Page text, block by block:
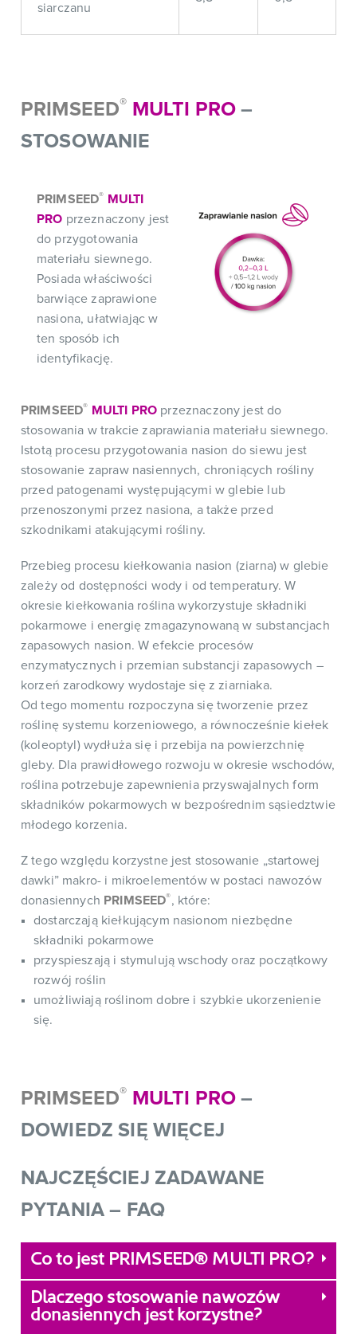
siarczanu
PRIMSEED® MULTI PRO –
STOSOWANIE
PRIMSEED®
MULTI
PRO przeznaczony jest
do przygotowania
materiału siewnego.
Posiada właściwości
barwiące zaprawione
nasiona, ułatwiając w
ten sposób ich
identyfikację.
PRIMSEED® MULTI PRO przeznaczony jest do
stosowania w trakcie zaprawiania materiału siewnego.
Istotą procesu przygotowania nasion do siewu jest
stosowanie zapraw nasiennych, chroniących rośliny
przed patogenami występującymi w glebie lub
przenoszonymi przez nasiona, a także przed
szkodnikami atakującymi rośliny.
Przebieg procesu kiełkowania nasion (ziarna) w glebie
zależy od dostępności wody i od temperatury. W
okresie kiełkowania roślina wykorzystuje składniki
pokarmowe i energię zmagazynowaną w substancjach
zapasowych nasion. W efekcie procesów
enzymatycznych i przemian substancji zapasowych –
korzeń zarodkowy wydostaje się z ziarniaka.
Od tego momentu rozpoczyna się tworzenie przez
roślinę systemu korzeniowego, a równocześnie kiełek
(koleoptyl) wydłuża się i przebija na powierzchnię
gleby. Dla prawidłowego rozwoju w okresie wschodów,
roślina potrzebuje zapewnienia przyswajalnych form
składników pokarmowych w bezpośrednim sąsiedztwie
młodego korzenia.
Z tego względu korzystne jest stosowanie „startowej
dawki” makro- i mikroelementów w postaci nawozów
donasiennych PRIMSEED®, które:
dostarczają kiełkującym nasionom niezbędne
składniki pokarmowe
przyspieszają i stymulują wschody oraz początkowy
rozwój roślin
umożliwiają roślinom dobre i szybkie ukorzenienie
się.
PRIMSEED® MULTI PRO –
DOWIEDZ SIĘ WIĘCEJ
NAJCZĘŚCIEJ ZADAWANE
PYTANIA – FAQ
Co to jest PRIMSEED® MULTI PRO?
Dlaczego stosowanie nawozów
donasiennych jest korzystne?